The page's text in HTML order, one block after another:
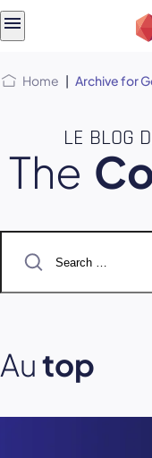
Home | Archive for
LE BLOG
The
for:
Autop